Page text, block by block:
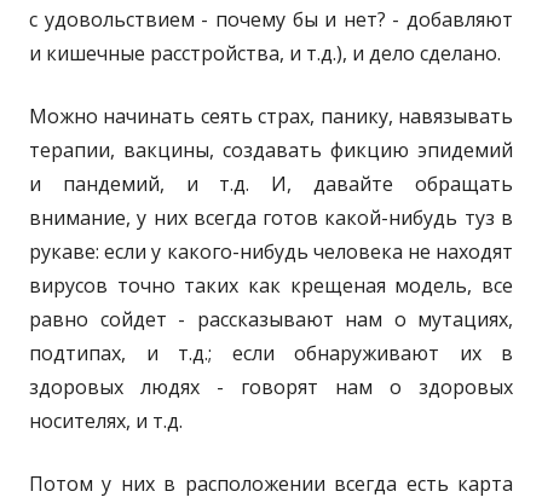
с удовольствием - почему бы и нет? - добавляют
и кишечные расстройства, и т.д.), и дело сделано.
Можно начинать сеять страх, панику, навязывать
терапии, вакцины, создавать фикцию эпидемий
и пандемий, и т.д. И, давайте обращать
внимание, у них всегда готов какой-нибудь туз в
рукаве: если у какого-нибудь человека не находят
вирусов точно таких как крещеная модель, все
равно сойдет - рассказывают нам о мутациях,
подтипах, и т.д.; если обнаруживают их в
здоровых людях - говорят нам о здоровых
носителях, и т.д.
Потом у них в расположении всегда есть карта